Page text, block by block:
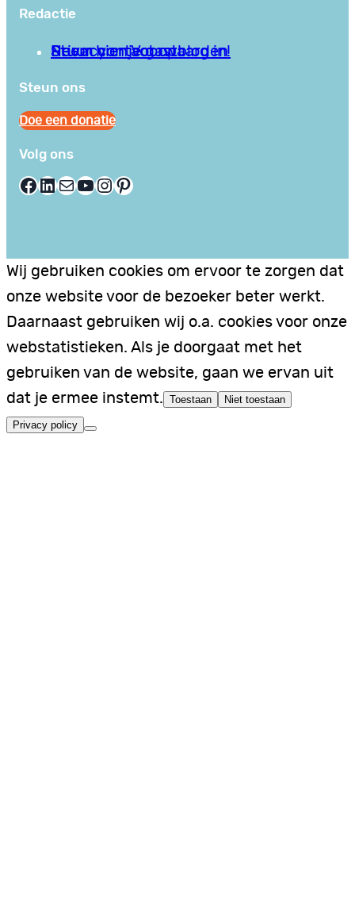
Redactie
Privacy en Voorwaarden
Stuur hier je gastblog in!
Neem contact op
Steun ons
Doe een donatie
Volg ons
Facebook LinkedIn E-mail YouTube InstagramPinterest
Wij gebruiken cookies om ervoor te zorgen dat
onze website voor de bezoeker beter werkt.
Daarnaast gebruiken wij o.a. cookies voor onze
webstatistieken. Als je doorgaat met het
gebruiken van de website, gaan we ervan uit
dat je ermee instemt. Toestaan Niet toestaan
Privacy policy